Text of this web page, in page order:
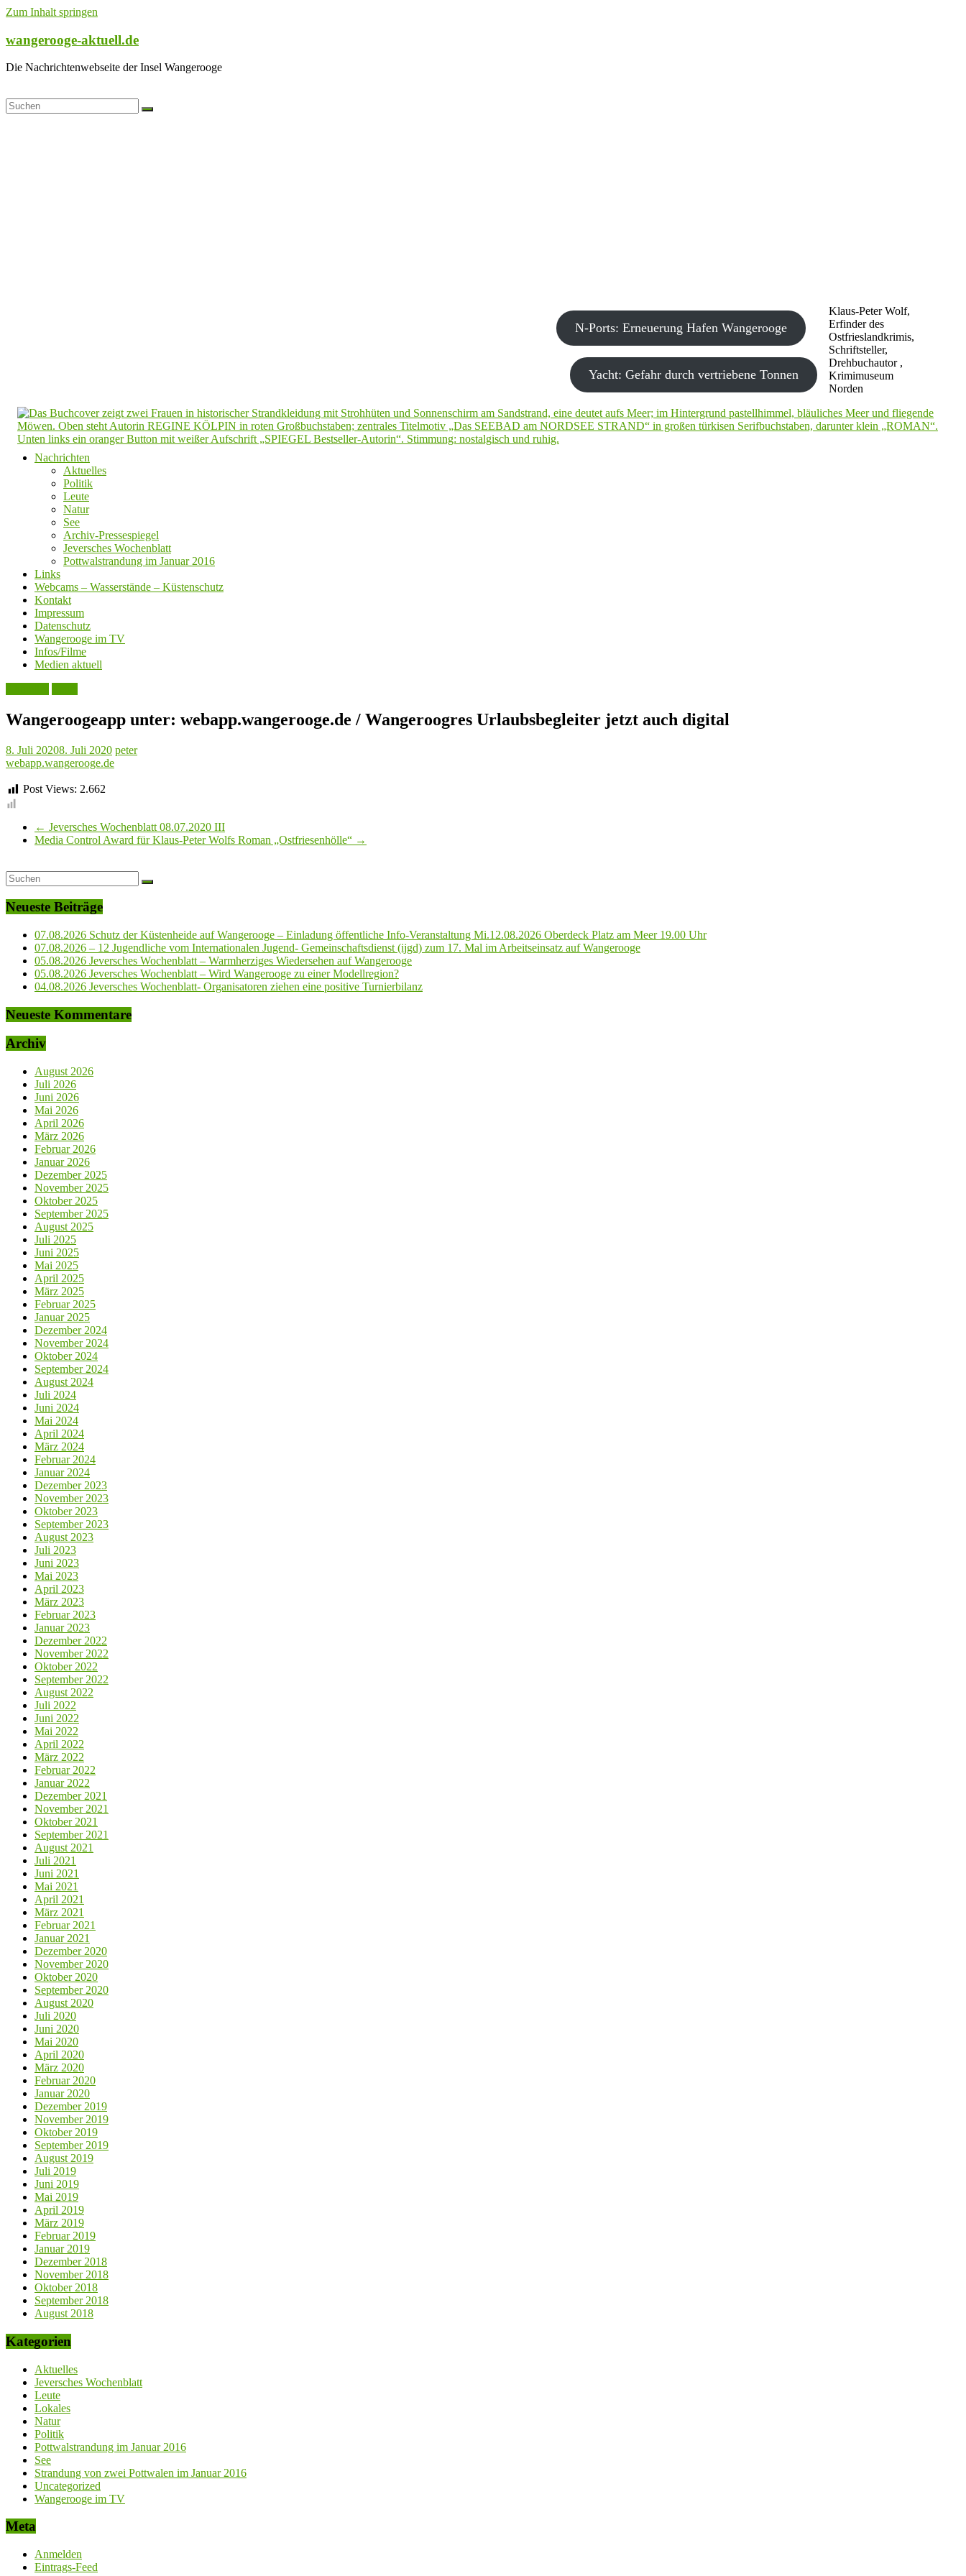
Zum Inhalt springen
wangerooge-aktuell.de
Die Nachrichtenwebseite der Insel Wangerooge
Klaus-Peter Wolf,
Erfinder des
Ostfrieslandkrimis,
Schriftsteller,
Drehbuchautor ,
Krimimuseum
Norden
N-Ports: Erneuerung Hafen Wangerooge
Yacht: Gefahr durch vertriebene Tonnen
Nachrichten
Aktuelles
Politik
Leute
Natur
See
Archiv-Pressespiegel
Jeversches Wochenblatt
Pottwalstrandung im Januar 2016
Links
Webcams – Wasserstände – Küstenschutz
Kontakt
Impressum
Datenschutz
Wangerooge im TV
Infos/Filme
Medien aktuell
Wangeroogeapp unter: webapp.wangerooge.de / Wangeroogres Urlaubsbegleiter jetzt auch digital
8. Juli 20208. Juli 2020 peter
webapp.wangerooge.de
Post Views: 2.662
← Jeversches Wochenblatt 08.07.2020 III
Media Control Award für Klaus-Peter Wolfs Roman „Ostfriesenhölle“ →
Neueste Beiträge
07.08.2026 Schutz der Küstenheide auf Wangerooge – Einladung öffentliche Info-Veranstaltung Mi.12.08.2026 Oberdeck Platz am Meer 19.00 Uhr
07.08.2026 – 12 Jugendliche vom Internationalen Jugend- Gemeinschaftsdienst (ijgd) zum 17. Mal im Arbeitseinsatz auf Wangerooge
05.08.2026 Jeversches Wochenblatt – Warmherziges Wiedersehen auf Wangerooge
05.08.2026 Jeversches Wochenblatt – Wird Wangerooge zu einer Modellregion?
04.08.2026 Jeversches Wochenblatt- Organisatoren ziehen eine positive Turnierbilanz
Neueste Kommentare
Archiv
August 2026
Juli 2026
Juni 2026
Mai 2026
April 2026
März 2026
Februar 2026
Januar 2026
Dezember 2025
November 2025
Oktober 2025
September 2025
August 2025
Juli 2025
Juni 2025
Mai 2025
April 2025
März 2025
Februar 2025
Januar 2025
Dezember 2024
November 2024
Oktober 2024
September 2024
August 2024
Juli 2024
Juni 2024
Mai 2024
April 2024
März 2024
Februar 2024
Januar 2024
Dezember 2023
November 2023
Oktober 2023
September 2023
August 2023
Juli 2023
Juni 2023
Mai 2023
April 2023
März 2023
Februar 2023
Januar 2023
Dezember 2022
November 2022
Oktober 2022
September 2022
August 2022
Juli 2022
Juni 2022
Mai 2022
April 2022
März 2022
Februar 2022
Januar 2022
Dezember 2021
November 2021
Oktober 2021
September 2021
August 2021
Juli 2021
Juni 2021
Mai 2021
April 2021
März 2021
Februar 2021
Januar 2021
Dezember 2020
November 2020
Oktober 2020
September 2020
August 2020
Juli 2020
Juni 2020
Mai 2020
April 2020
März 2020
Februar 2020
Januar 2020
Dezember 2019
November 2019
Oktober 2019
September 2019
August 2019
Juli 2019
Juni 2019
Mai 2019
April 2019
März 2019
Februar 2019
Januar 2019
Dezember 2018
November 2018
Oktober 2018
September 2018
August 2018
Kategorien
Aktuelles
Jeversches Wochenblatt
Leute
Lokales
Natur
Politik
Pottwalstrandung im Januar 2016
See
Strandung von zwei Pottwalen im Januar 2016
Uncategorized
Wangerooge im TV
Meta
Anmelden
Eintrags-Feed